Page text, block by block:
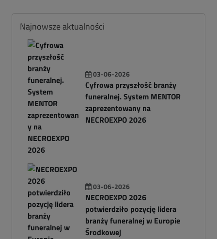
Najnowsze aktualności
03-06-2026
Cyfrowa przyszłość branży
funeralnej. System MENTOR
zaprezentowany na
NECROEXPO 2026
03-06-2026
NECROEXPO 2026
potwierdziło pozycję lidera
branży funeralnej w Europie
Środkowej